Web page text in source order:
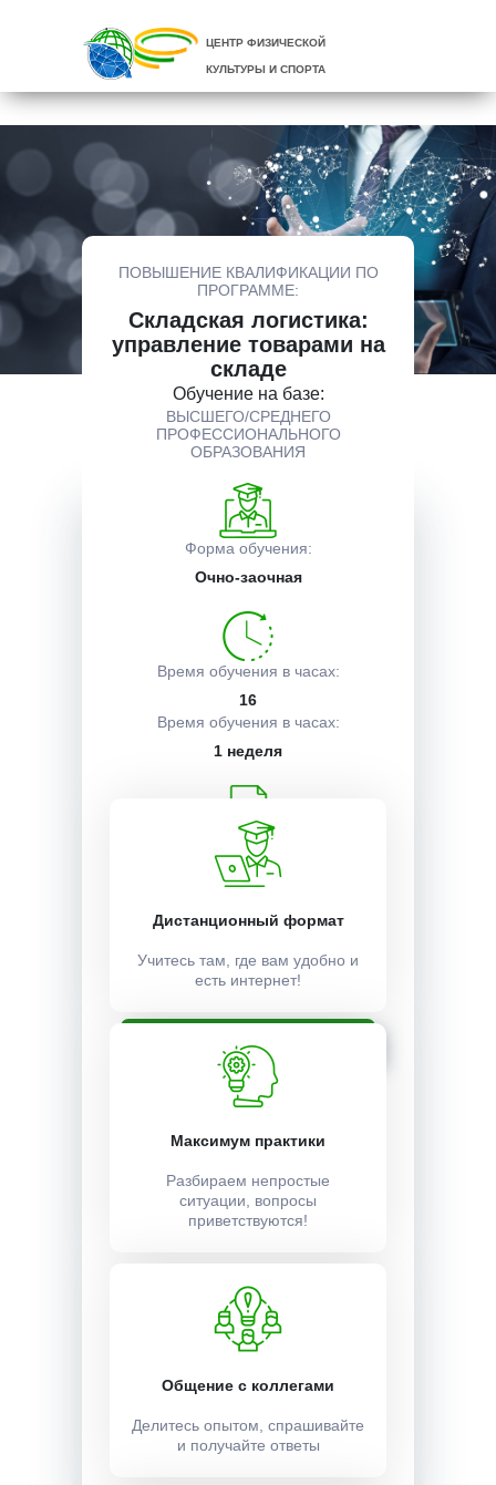
ЦЕНТР ФИЗИЧЕСКОЙ
КУЛЬТУРЫ И СПОРТА
ПОВЫШЕНИЕ КВАЛИФИКАЦИИ ПО
ПРОГРАММЕ:
Складская логистика:
управление товарами на
складе
Обучение на базе:
ВЫСШЕГО/СРЕДНЕГО
ПРОФЕССИОНАЛЬНОГО
ОБРАЗОВАНИЯ
Форма обучения:
Очно-заочная
Время обучения в часах:
16
Время обучения в часах:
1 неделя
Учебный план:
Получить
Стоимость:
25000 ₽
Описание курса
Получаемые документы
Условия поступления
Дистанционный формат
Учитесь там, где вам удобно и
есть интернет!
Максимум практики
Разбираем непростые
ситуации, вопросы
приветствуются!
Общение с коллегами
Делитесь опытом, спрашивайте
и получайте ответы